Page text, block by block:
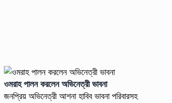
ওমরাহ পালন করলেন অভিনেত্রী ভাবনা
জনপ্রিয় অভিনেত্রী আশনা হাবিব ভাবনা পরিবারসহ